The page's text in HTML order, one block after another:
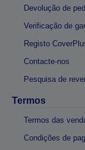
Devolução de
Verificação de
Registo
Contacte-nos
Pesquisa de
Termos
Termos das
Condições de